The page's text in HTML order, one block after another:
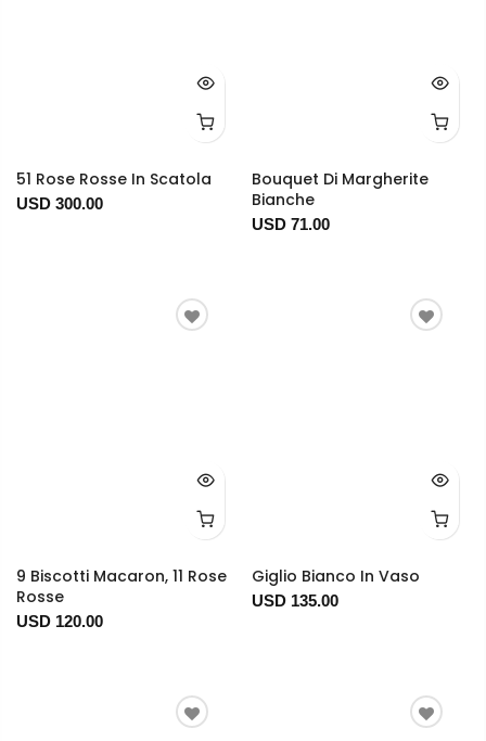
51 Rose Rosse In Scatola
USD 300.00
Bouquet Di Margherite
Bianche
USD 71.00
9 Biscotti Macaron, 11 Rose
Rosse
USD 120.00
Giglio Bianco In Vaso
USD 135.00